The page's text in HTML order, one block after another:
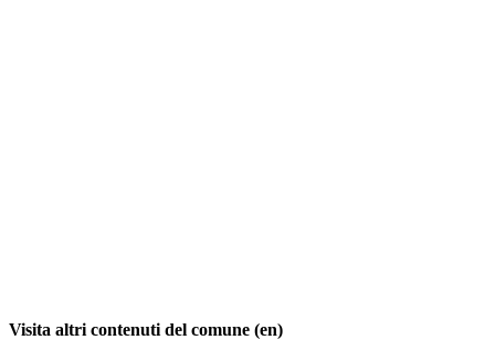
Visita altri contenuti del comune (en)